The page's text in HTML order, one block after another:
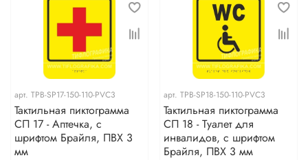
арт. TPB-SP17-150-110-PVC3
Тактильная пиктограмма
СП 17 - Аптечка, с
шрифтом Брайля, ПВХ 3
мм
арт. TPB-SP18-150-110-PVC3
Тактильная пиктограмма
СП 18 - Туалет для
инвалидов, с шрифтом
Брайля, ПВХ 3 мм